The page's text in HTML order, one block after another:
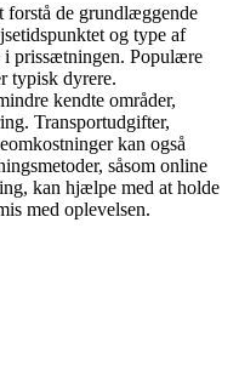
de grundlæggende
og type af
prissætningen. Populære
typisk dyrere.
kendte områder,
Transportudgifter,
kan også
såsom online
kan hjælpe med at holde
med oplevelsen.